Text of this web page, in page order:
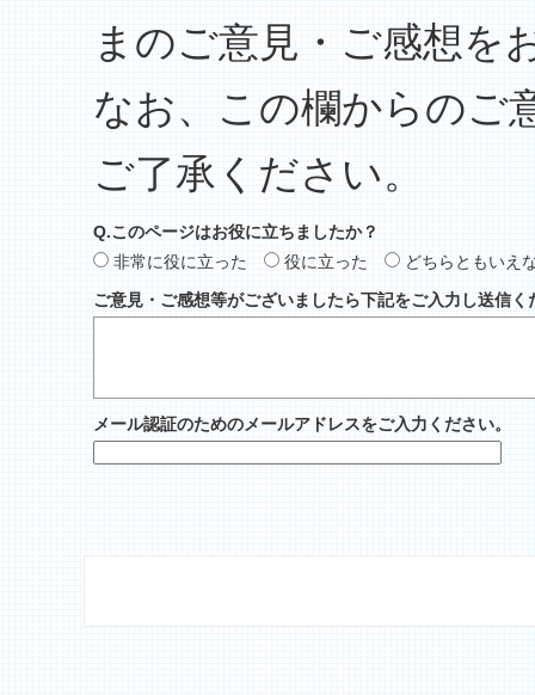
まのご意見・ご感想を
なお、この欄からのご
ご了承ください。
Q.このページはお役に立ちましたか？
非常に役に立った
役に立った
どちらともいえ
ご意見・ご感想等がございましたら下記をご入力し送信く
メール認証のためのメールアドレスをご入力ください。